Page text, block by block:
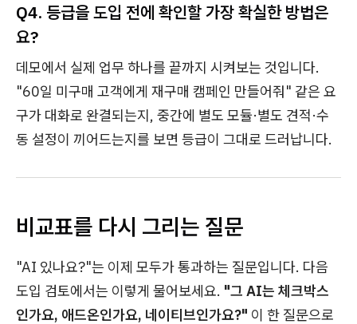
Q4. 등급을 도입 전에 확인할 가장 확실한 방법은
요?
데모에서 실제 업무 하나를 끝까지 시켜보는 것입니다.
"60일 미구매 고객에게 재구매 캠페인 만들어줘" 같은 요
구가 대화로 완결되는지, 중간에 별도 모듈·별도 견적·수
동 설정이 끼어드는지를 보면 등급이 그대로 드러납니다.
비교표를 다시 그리는 질문
"AI 있나요?"는 이제 모두가 통과하는 질문입니다. 다음
도입 검토에서는 이렇게 물어보세요. "그 AI는 체크박스
인가요, 애드온인가요, 네이티브인가요?" 이 한 질문으로